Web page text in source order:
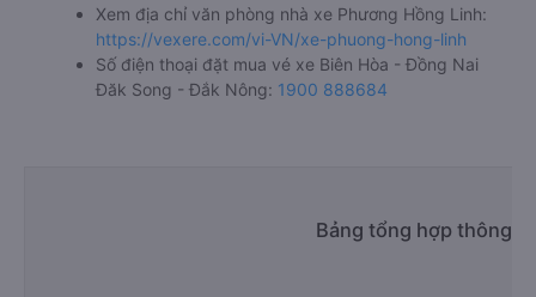
Xem địa chỉ văn phòng nhà xe Phương Hồng Linh:
https://vexere.com/vi-VN/xe-phuong-hong-linh
Số điện thoại đặt mua vé xe Biên Hòa - Đồng Nai
Đăk Song - Đắk Nông: 1900 888684
Bảng tổng hợp thông